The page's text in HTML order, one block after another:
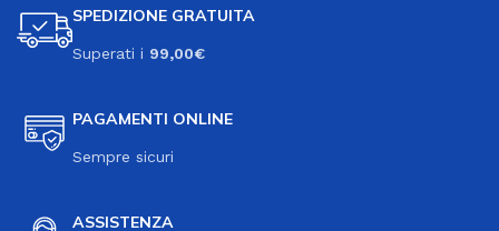
SPEDIZIONE GRATUITA
Superati i 99,00€
PAGAMENTI ONLINE
Sempre sicuri
ASSISTENZA